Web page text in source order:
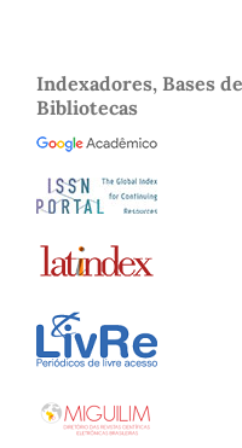
Indexadores, Bases
Bibliotecas